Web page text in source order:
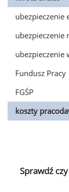
ubezpieczenie
ubezpieczenie
ubezpieczenie
Fundusz Pracy
FGŚP
koszty
Sprawdź